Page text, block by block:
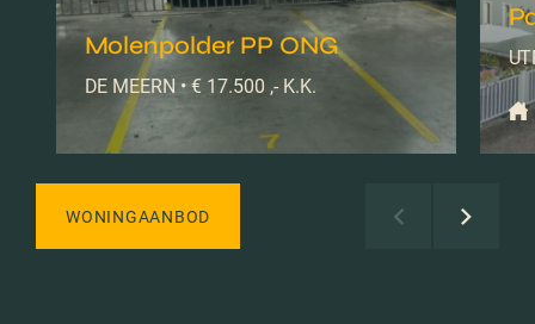
Molenpolder PP ONG
DE MEERN • € 17.500 ,- K.K.
WONINGAANBOD